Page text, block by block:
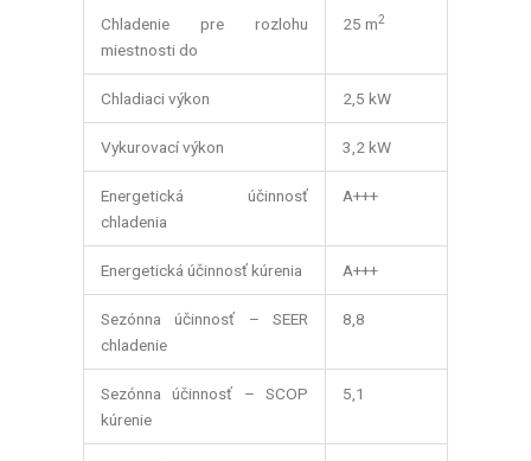
Chladenie pre rozlohu
miestnosti do
25 m2
Chladiaci výkon 2,5 kW
Vykurovací výkon 3,2 kW
Energetická účinnosť
chladenia
A+++
Energetická účinnosť kúrenia A+++
Sezónna účinnosť – SEER
chladenie
8,8
Sezónna účinnosť – SCOP
kúrenie
5,1